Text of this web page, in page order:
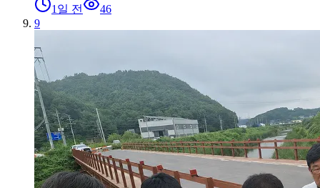
1일 전
46
9